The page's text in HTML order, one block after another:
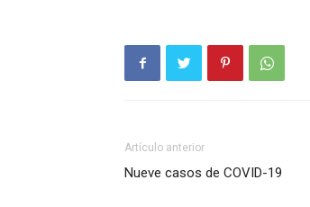
Artículo anterior
Nueve casos de COVID-19